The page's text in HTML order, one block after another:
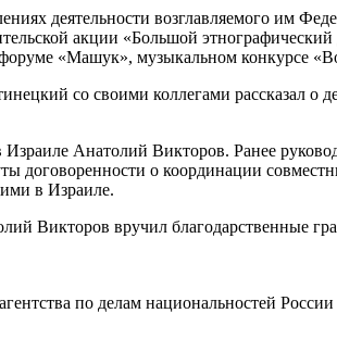
деятельности возглавляемого им
акции «Большой
«Машук», музыкальном конкурсе
со своими коллегами рассказал о
Анатолий Викторов. Ранее
договоренности о координации
в Израиле.
Викторов вручил благодарственные
по делам национальностей